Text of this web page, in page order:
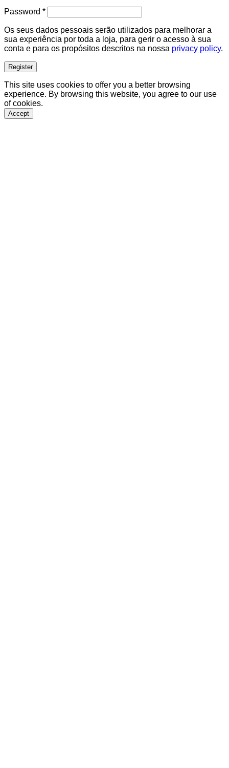
Password *Required
Os seus dados pessoais serão utilizados para melhorar a
sua experiência por toda a loja, para gerir o acesso à sua
conta e para os propósitos descritos na nossa privacy policy.
Register
This site uses cookies to offer you a better browsing
experience. By browsing this website, you agree to our use
of cookies.
Accept